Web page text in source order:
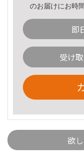
のお届けにお時
即
受け
欲